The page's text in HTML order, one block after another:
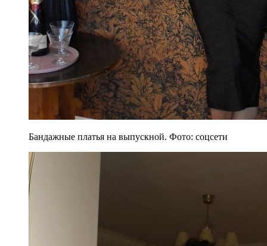
Бандажные платья на выпускной. Фото: соцсети